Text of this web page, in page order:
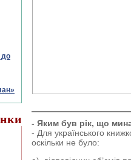
до
- Яким був рік, що
- Для українського
оскільки не було: